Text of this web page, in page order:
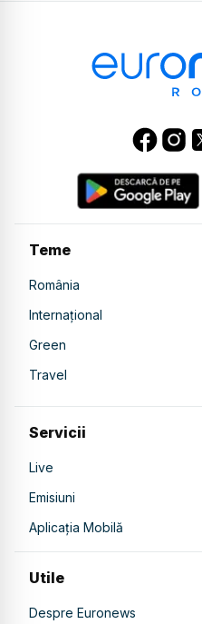
Teme
România
Internațional
Green
Travel
Servicii
Live
Emisiuni
Aplicația Mobilă
Utile
Despre Euronews